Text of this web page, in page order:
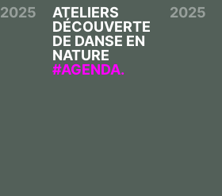
2025
ATELIERS
DÉCOUVERTE
DE DANSE EN
NATURE
AGENDA.
2025